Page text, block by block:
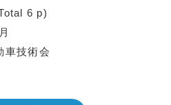
6 p)
車技術会